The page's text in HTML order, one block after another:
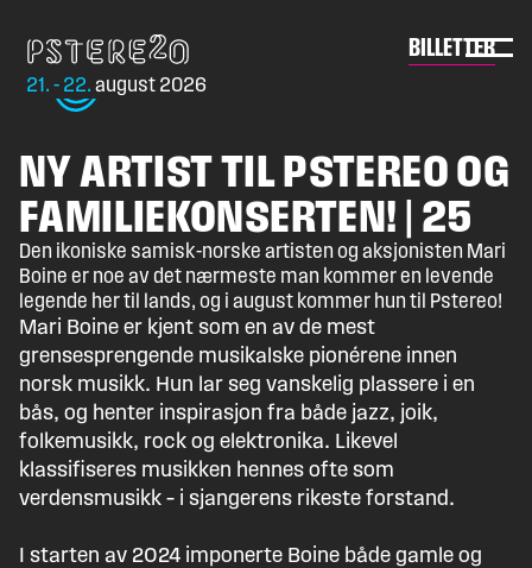
content
Pstereo
21. - 22. august 2026
BILLETTER
NY ARTIST TIL PSTEREO OG
FAMILIEKONSERTEN! | 25
Den ikoniske samisk-norske artisten og aksjonisten Mari
Boine er noe av det nærmeste man kommer en levende
legende her til lands, og i august kommer hun til Pstereo!
Mari Boine er kjent som en av de mest
grensesprengende musikalske pionérene innen
norsk musikk. Hun lar seg vanskelig plassere i en
bås, og henter inspirasjon fra både jazz, joik,
folkemusikk, rock og elektronika. Likevel
klassifiseres musikken hennes ofte som
verdensmusikk – i sjangerens rikeste forstand.
I starten av 2024 imponerte Boine både gamle og